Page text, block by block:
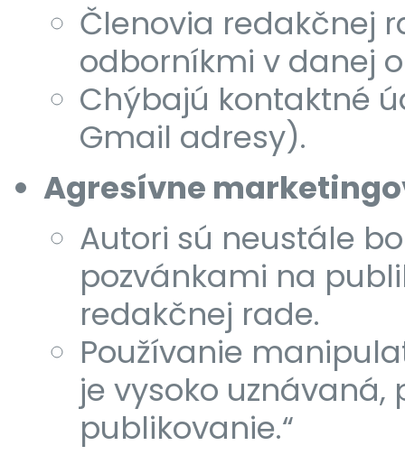
Členovia redakčnej
odborníkmi v danej
Chýbajú kontaktné
Gmail adresy).
Agresívne
Autori sú neustále
pozvánkami na
redakčnej rade.
Používanie
je vysoko
publikovanie.“